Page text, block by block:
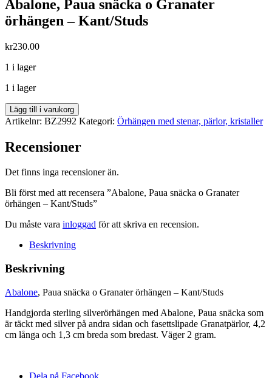
Abalone, Paua snäcka o Granater
örhängen – Kant/Studs
kr230.00
1 i lager
1 i lager
Abalone,
Paua
o
Granater
-
mängd
Lägg till i varukorg
Artikelnr: BZ2992 Kategori: Örhängen med stenar, pärlor, kristaller
Recensioner
Det finns inga recensioner än.
Bli först med att recensera ”Abalone, Paua snäcka o Granater
örhängen – Kant/Studs”
Du måste vara inloggad för att skriva en recension.
Beskrivning
Beskrivning
Abalone, Paua snäcka o Granater örhängen – Kant/Studs
Handgjorda sterling silverörhängen med Abalone, Paua snäcka som
är täckt med silver på andra sidan och fasettslipade Granatpärlor, 4,2
cm långa och 1,3 cm breda som bredast. Väger 2 gram.
Dela på Facebook